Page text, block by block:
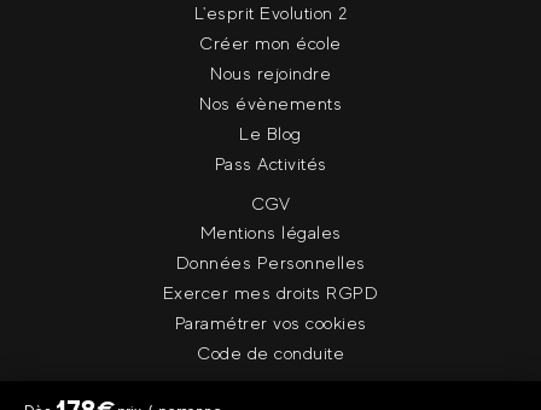
L'esprit Evolution 2
Créer mon école
Nous rejoindre
Nos évènements
Le Blog
Pass Activités
CGV
Mentions légales
Données Personnelles
Exercer mes droits RGPD
Paramétrer vos cookies
Code de conduite